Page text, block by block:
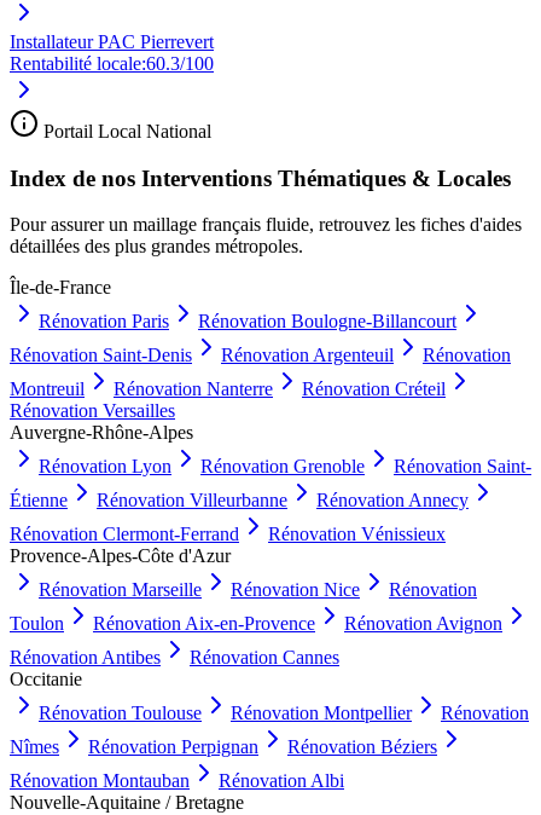
Installateur PAC Pierrevert
Rentabilité locale:60.3/100
Portail Local National
Index de nos Interventions Thématiques & Locales
Pour assurer un maillage français fluide, retrouvez les fiches d'aides
détaillées des plus grandes métropoles.
Île-de-France
Rénovation Paris Rénovation Boulogne-Billancourt
Rénovation Saint-Denis Rénovation Argenteuil
Rénovation
Montreuil
Rénovation Nanterre Rénovation Créteil
Rénovation Versailles
Auvergne-Rhône-Alpes
Rénovation Lyon Rénovation Grenoble Rénovation Saint-
Étienne
Rénovation Villeurbanne Rénovation Annecy
Rénovation Clermont-Ferrand Rénovation Vénissieux
Provence-Alpes-Côte d'Azur
Rénovation Marseille Rénovation Nice
Rénovation
Toulon
Rénovation Aix-en-Provence Rénovation Avignon
Rénovation Antibes Rénovation Cannes
Occitanie
Rénovation Toulouse Rénovation Montpellier
Rénovation
Nîmes
Rénovation Perpignan Rénovation Béziers
Rénovation Montauban Rénovation Albi
Nouvelle-Aquitaine / Bretagne